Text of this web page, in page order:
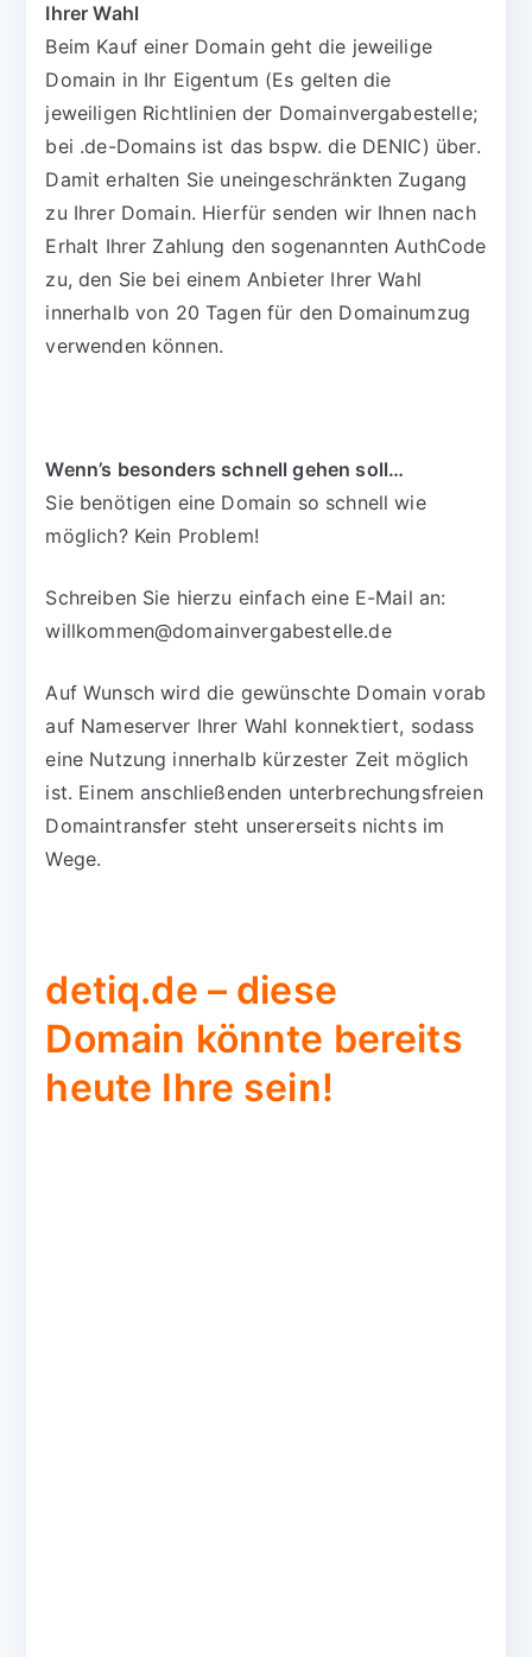
Ihrer Wahl
Beim Kauf einer Domain geht die jeweilige
Domain in Ihr Eigentum (Es gelten die
jeweiligen Richtlinien der Domainvergabestelle;
bei .de-Domains ist das bspw. die DENIC) über.
Damit erhalten Sie uneingeschränkten Zugang
zu Ihrer Domain. Hierfür senden wir Ihnen nach
Erhalt Ihrer Zahlung den sogenannten AuthCode
zu, den Sie bei einem Anbieter Ihrer Wahl
innerhalb von 20 Tagen für den Domainumzug
verwenden können.
Wenn’s besonders schnell gehen soll…
Sie benötigen eine Domain so schnell wie
möglich? Kein Problem!
Schreiben Sie hierzu einfach eine E-Mail an:
willkommen@domainvergabestelle.de
Auf Wunsch wird die gewünschte Domain vorab
auf Nameserver Ihrer Wahl konnektiert, sodass
eine Nutzung innerhalb kürzester Zeit möglich
ist. Einem anschließenden unterbrechungsfreien
Domaintransfer steht unsererseits nichts im
Wege.
detiq.de – diese
Domain könnte bereits
heute Ihre sein!